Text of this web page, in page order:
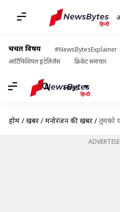
चर्चित विषय #NewsBytesExplainer
आर्टिफिशियल इंटेलिजेंस
क्रिकेट समाचार
Hindi
होम / खबरें / मनोरंजन की खबरें / तुमको याद